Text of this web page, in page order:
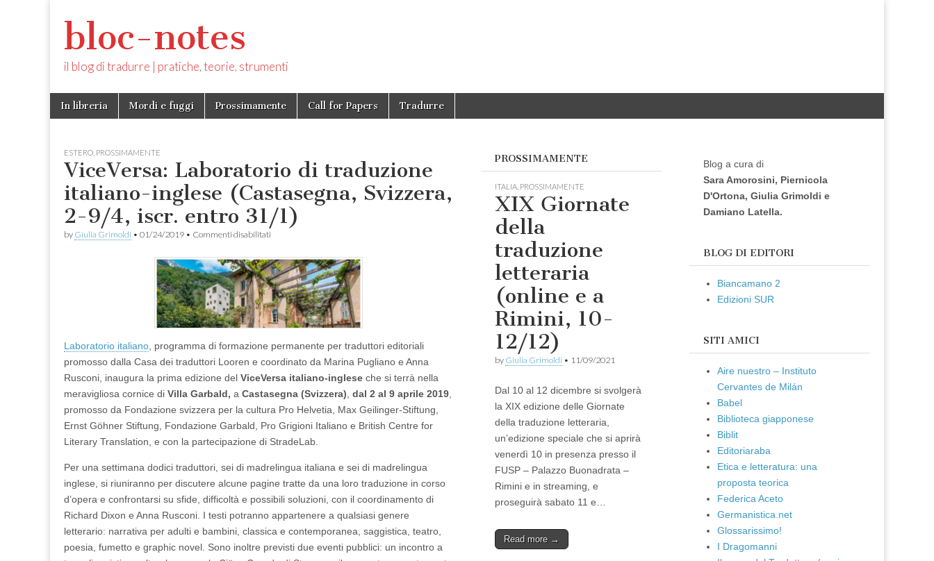
bloc-notes
il blog di tradurre | pratiche, teorie, strumenti
Main
menu
Skip
In libreria Mordi e fuggi Prossimamente Call for Papers Tradurre
ESTERO PROSSIMAMENTE
ViceVersa: Laboratorio di traduzione
italiano-inglese (Castasegna, Svizzera,
2-9/4, iscr. entro 31/1)
by Giulia Grimoldi • 01/24/2019 • Commenti disabilitati
Laboratorio
di
traduzione
italiano-
inglese
(Castasegna,
Svizzera,
9/4,
entro
31/1)
Laboratorio italiano, programma di formazione permanente per traduttori editoriali
promosso dalla Casa dei traduttori Looren e coordinato da Marina Pugliano e Anna
Rusconi, inaugura la prima edizione del ViceVersa italiano-inglese che si terrà nella
meravigliosa cornice di Villa Garbald, a Castasegna (Svizzera), dal 2 al 9 aprile 2019,
promosso da Fondazione svizzera per la cultura Pro Helvetia, Max Geilinger-Stiftung,
Ernst Göhner Stiftung, Fondazione Garbald, Pro Grigioni Italiano e British Centre for
Literary Translation, e con la partecipazione di StradeLab.
Per una settimana dodici traduttori, sei di madrelingua italiana e sei di madrelingua
inglese, si riuniranno per discutere alcune pagine tratte da una loro traduzione in corso
d’opera e confrontarsi su sfide, difficoltà e possibili soluzioni, con il coordinamento di
Richard Dixon e Anna Rusconi. I testi potranno appartenere a qualsiasi genere
letterario: narrativa per adulti e bambini, classica e contemporanea, saggistica, teatro,
poesia, fumetto e graphic novel. Sono inoltre previsti due eventi pubblici: un incontro a
PROSSIMAMENTE
ITALIA PROSSIMAMENTE
XIX Giornate
della
traduzione
letteraria
(online e a
Rimini, 10-
12/12)
by Giulia Grimoldi • 11/09/2021
Dal 10 al 12 dicembre si svolgerà
la XIX edizione delle Giornate
della traduzione letteraria,
un’edizione speciale che si aprirà
venerdì 10 in presenza presso il
FUSP – Palazzo Buonadrata –
Rimini e in streaming, e
proseguirà sabato 11 e…
Read more →
Blog a cura di
Sara Amorosini, Piernicola
D'Ortona, Giulia Grimoldi e
Damiano Latella.
BLOG DI EDITORI
Biancamano 2
Edizioni SUR
SITI AMICI
Aire nuestro – Instituto
Cervantes de Milán
Babel
Biblioteca giapponese
Biblit
Editoriaraba
Etica e letteratura: una
proposta teorica
Federica Aceto
Germanistica.net
Glossarissimo!
I Dragomanni